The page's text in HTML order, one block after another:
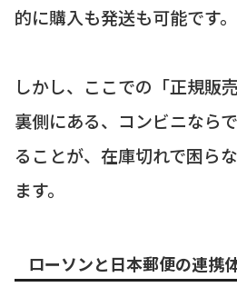
的に購入も発送も可能です。
しかし、ここでの「正規販
裏側にある、コンビニなら
ることが、在庫切れで困ら
ます。
ローソンと日本郵便の連携